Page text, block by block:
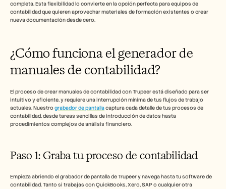
completa. Esta flexibilidad lo convierte en la opción perfecta para equipos de
contabilidad que quieren aprovechar materiales de formación existentes o crear
nueva documentación desde cero.
¿Cómo funciona el generador de
manuales de contabilidad?
El proceso de crear manuales de contabilidad con Trupeer está diseñado para ser
intuitivo y eficiente, y requiere una interrupción mínima de tus flujos de trabajo
actuales. Nuestro grabador de pantalla captura cada detalle de tus procesos de
contabilidad, desde tareas sencillas de introducción de datos hasta
procedimientos complejos de análisis financiero.
Paso 1: Graba tu proceso de contabilidad
Empieza abriendo el grabador de pantalla de Trupeer y navega hasta tu software de
contabilidad. Tanto si trabajas con QuickBooks, Xero, SAP o cualquier otra
Empieza tu prueba gratuita